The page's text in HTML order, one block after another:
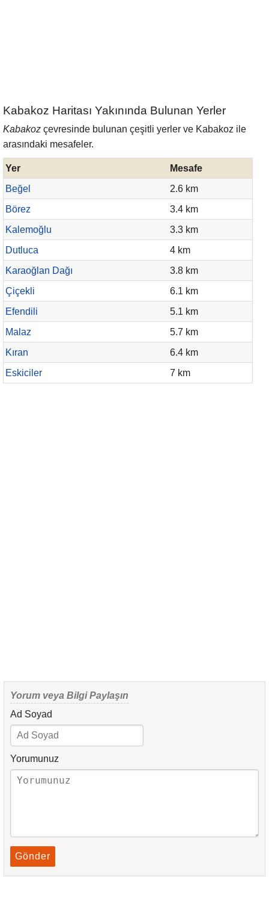
Kabakoz Haritası Yakınında Bulunan Yerler
Kabakoz çevresinde bulunan çeşitli yerler ve Kabakoz ile
arasındaki mesafeler.
Yer
Mesafe
Beğel
2.6 km
Börez
3.4 km
Kalemoğlu
3.3 km
Dutluca
4 km
Karaoğlan Dağı
3.8 km
Çiçekli
6.1 km
Efendili
5.1 km
Malaz
5.7 km
Kıran
6.4 km
Eskiciler
7 km
Yorum veya Bilgi Paylaşın
Ad Soyad
Yorumunuz
Gönder